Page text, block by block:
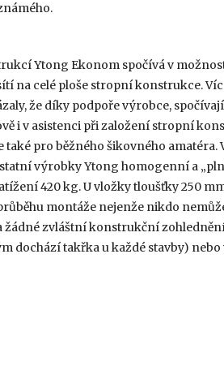
Ytong Ekonom spočívá v
na celé ploše stropní konstrukce.
že díky podpoře výrobce,
i v asistenci při založení stropní
pro běžného šikovného amatéra.
výrobky Ytong homogenní a
420 kg. U vložky tloušťky 250
montáže nejenže nikdo
žádné zvláštní konstrukční
dochází takřka u každé stavby) nebo